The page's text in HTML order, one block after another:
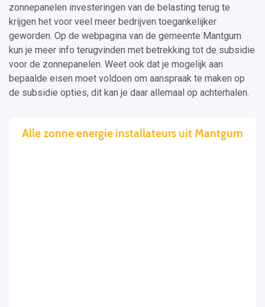
zonnepanelen investeringen van de belasting terug te
krijgen het voor veel meer bedrijven toegankelijker
geworden. Op de webpagina van de gemeente Mantgum
kun je meer info terugvinden met betrekking tot de subsidie
voor de zonnepanelen. Weet ook dat je mogelijk aan
bepaalde eisen moet voldoen om aanspraak te maken op
de subsidie opties, dit kan je daar allemaal op achterhalen.
Alle zonne energie installateurs uit Mantgum